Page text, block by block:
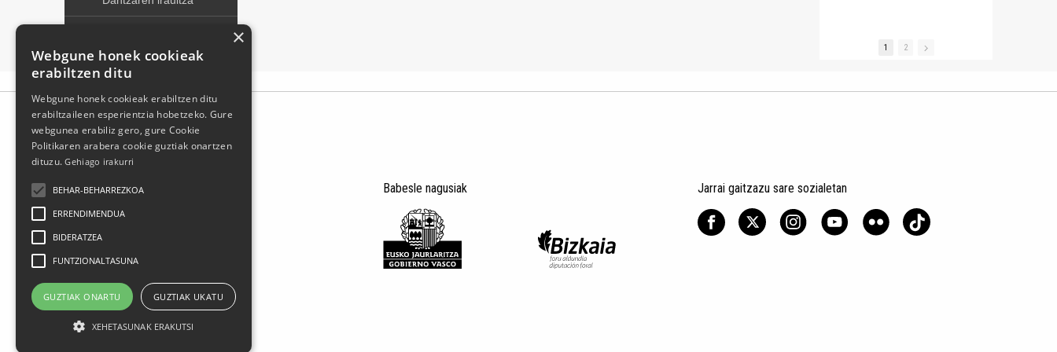
1 2
Tel.: 94 681 80 66
gerediaga@durangokoazoka.eus
Babesle nagusiak Jarrai gaitzazu sare sozialetan
×
Webgune honek cookieak
erabiltzen ditu
Webgune honek cookieak erabiltzen ditu
erabiltzaileen esperientzia hobetzeko. Gure
webgunea erabiliz gero, gure Cookie
Politikaren arabera cookie guztiak onartzen
dituzu.Gehiago irakurri
BEHAR-BEHARREZKOA
ERRENDIMENDUA
BIDERATZEA
FUNTZIONALTASUNA
GUZTIAK ONARTU GUZTIAK UKATU
XEHETASUNAK ERAKUTSI